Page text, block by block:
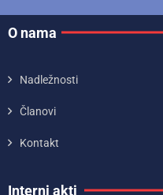
O nama
Nadležnosti
Članovi
Kontakt
Interni akti